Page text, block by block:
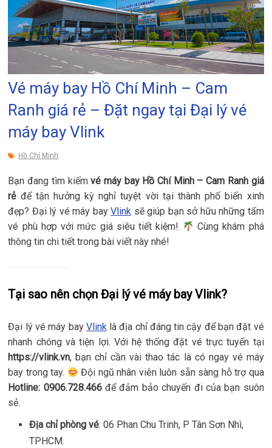
Vé máy bay Hồ Chí Minh – Cam
Ranh giá rẻ – Đặt ngay tại Đại lý vé
máy bay Vlink
Hồ Chí Minh
Bạn đang tìm kiếmvé máy bay Hồ Chí Minh – Cam Ranh giá
rẻđể tận hưởng kỳ nghỉ tuyệt vời tại thành phố biển xinh
đẹp? Đại lý vé máy bayVlink sẽ giúp bạn sở hữu những tấm
vé phù hợp với mức giá siêu tiết kiệm!
Cùng khám phá
thông tin chi tiết trong bài viết này nhé!
Tại sao nên chọn Đại lý vé máy bay Vlink?
Đại lý vé máy bay Vlinklà địa chỉ đáng tin cậy để bạn đặt vé
nhanh chóng và tiện lợi. Với hệ thống đặt vé trực tuyến tại
https://vlink.vn, bạn chỉ cần vài thao tác là có ngay vé máy
bay trong tay.
Đội ngũ nhân viên luôn sẵn sàng hỗ trợ qua
Hotline: 0906.728.466để đảm bảo chuyến đi của bạn suôn
sẻ.
Địa chỉ phòng vé: 06 Phan Chu Trinh, P Tân Sơn Nhì,
TPHCM.